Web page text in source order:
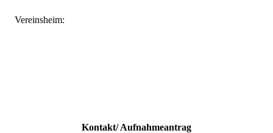
Vereinsheim:
Kontakt/ Aufnahmeantrag